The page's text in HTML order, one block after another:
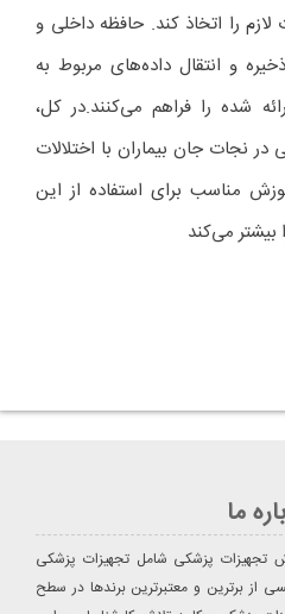
لازم را اتخاذ کند. حافظه داخلی و
و انتقال داده‌های مربوط به
شده را فراهم می‌کنند.در کل،
نجات جان بیماران با اختلالات
مناسب برای استفاده از این
می‌کند
ما
تجهیزات پزشکی شامل تجهیزات پزشکی
از برترین و معتبرترین برندها در سطح